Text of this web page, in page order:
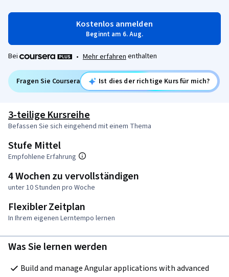
Kostenlos anmelden
Beginnt am 6. Aug.
Bei • Mehr erfahren enthalten
Fragen Sie Coursera Ist dies der richtige Kurs für mich?
3-teilige Kursreihe
Befassen Sie sich eingehend mit einem Thema
Stufe Mittel
Empfohlene Erfahrung
4 Wochen zu vervollständigen
unter 10 Stunden pro Woche
Flexibler Zeitplan
In Ihrem eigenen Lerntempo lernen
Was Sie lernen werden
Build and manage Angular applications with advanced